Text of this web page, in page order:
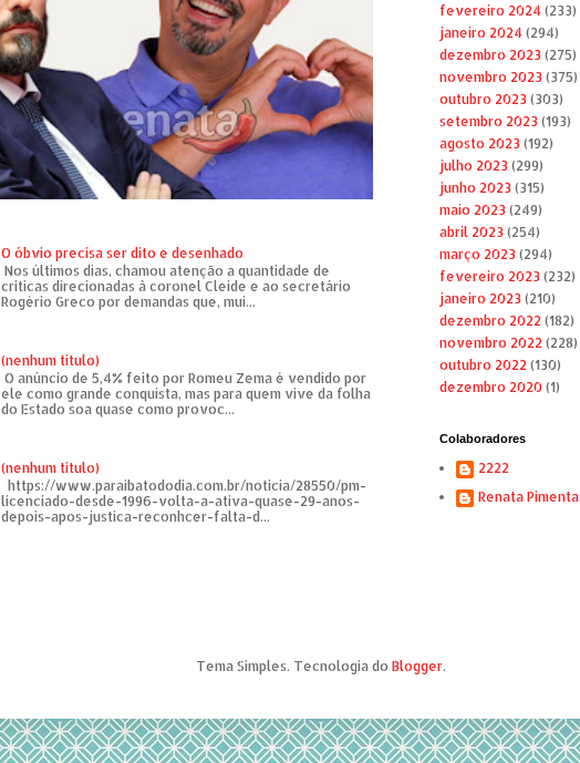
O óbvio precisa ser dito e desenhado
Nos últimos dias, chamou atenção a quantidade de
críticas direcionadas à coronel Cleide e ao secretário
Rogério Greco por demandas que, mui...
(nenhum título)
O anúncio de 5,4% feito por Romeu Zema é vendido por
ele como grande conquista, mas para quem vive da folha
do Estado soa quase como provoc...
(nenhum título)
https://www.paraibatododia.com.br/noticia/28550/pm-
licenciado-desde-1996-volta-a-ativa-quase-29-anos-
depois-apos-justica-reconhcer-falta-d...
fevereiro 2024 (233)
janeiro 2024 (294)
dezembro 2023(275)
novembro 2023(375)
outubro 2023(303)
setembro 2023(193)
agosto 2023(192)
julho 2023(299)
junho 2023(315)
maio 2023(249)
abril 2023(254)
março 2023(294)
fevereiro 2023(232)
janeiro 2023(210)
dezembro 2022(182)
novembro 2022(228)
outubro 2022(130)
dezembro 2020(1)
Colaboradores
2222
Renata Pimenta
Tema Simples. Tecnologia do Blogger.